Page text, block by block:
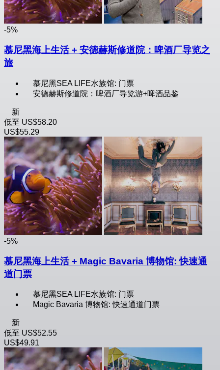
-5%
慕尼黑海上生活 + 安德赫斯修道院：啤酒厂导览之
旅
慕尼黑SEA LIFE水族馆: 门票
安德赫斯修道院：啤酒厂导览游+啤酒品鉴
新
低至 US$58.20
US$55.29
-5%
慕尼黑海上生活 + Magic Bavaria 博物馆: 快速通
道门票
慕尼黑SEA LIFE水族馆: 门票
Magic Bavaria 博物馆: 快速通道门票
新
低至 US$52.55
US$49.91